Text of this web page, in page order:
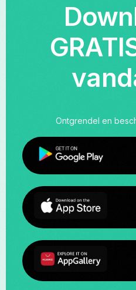
Ontgrendel en